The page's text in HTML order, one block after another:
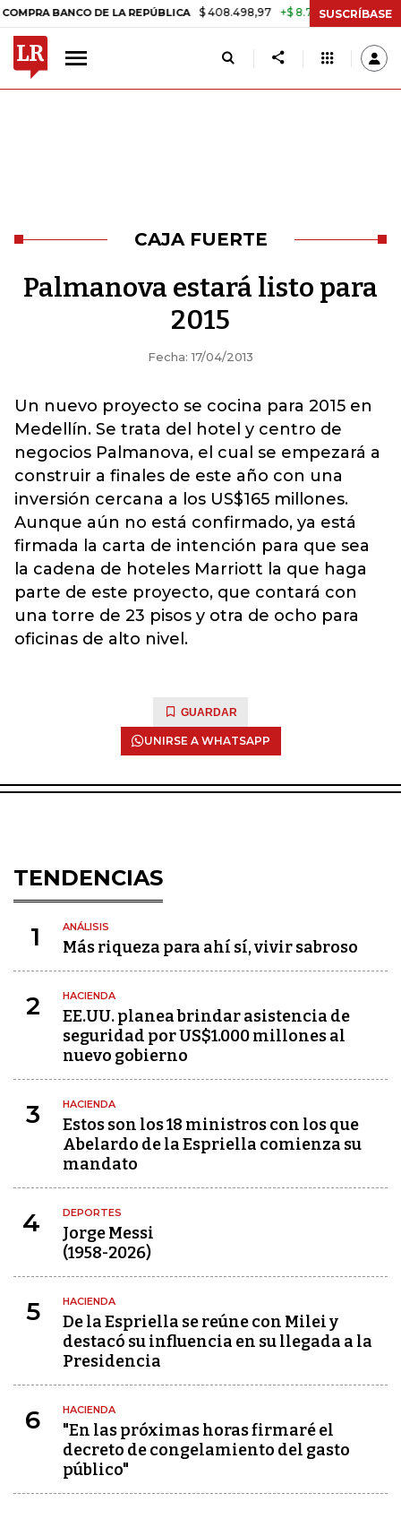
BANCO DE LA REPÚBLICA $ 408.498,97 +$ 8.753,81 +2,19%
SUSCRÍBASE
CAJA FUERTE
Palmanova estará listo para
2015
Fecha: 17/04/2013
Un nuevo proyecto se cocina para 2015 en
Medellín. Se trata del hotel y centro de
negocios Palmanova, el cual se empezará a
construir a finales de este año con una
inversión cercana a los US$165 millones.
Aunque aún no está confirmado, ya está
firmada la carta de intención para que sea
la cadena de hoteles Marriott la que haga
parte de este proyecto, que contará con
una torre de 23 pisos y otra de ocho para
oficinas de alto nivel.
GUARDAR
UNIRSE A WHATSAPP
TENDENCIAS
1 ANÁLISIS
Más riqueza para ahí sí, vivir sabroso
2 HACIENDA
EE.UU. planea brindar asistencia de
seguridad por US$1.000 millones al
nuevo gobierno
3 HACIENDA
Estos son los 18 ministros con los que
Abelardo de la Espriella comienza su
mandato
4 DEPORTES
Jorge Messi
(1958-2026)
5 HACIENDA
De la Espriella se reúne con Milei y
destacó su influencia en su llegada a la
Presidencia
6 HACIENDA
"En las próximas horas firmaré el
decreto de congelamiento del gasto
público"